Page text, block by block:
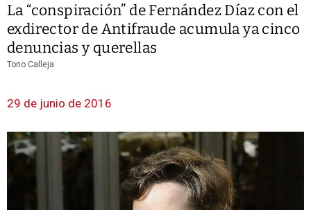
La “conspiración” de Fernández Díaz con el
exdirector de Antifraude acumula ya cinco
denuncias y querellas
Tono Calleja
29 de junio de 2016